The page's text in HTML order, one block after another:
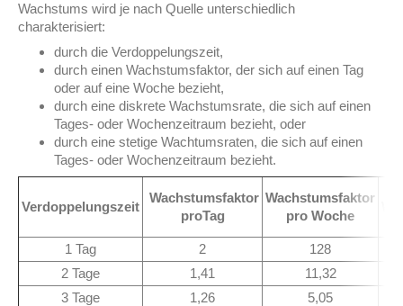
Wachstums wird je nach Quelle unterschiedlich
charakterisiert:
durch die Verdoppelungszeit,
durch einen Wachstumsfaktor, der sich auf einen Tag
oder auf eine Woche bezieht,
durch eine diskrete Wachstumsrate, die sich auf einen
Tages- oder Wochenzeitraum bezieht, oder
durch eine stetige Wachtumsraten, die sich auf einen
Tages- oder Wochenzeitraum bezieht.
Verdoppelungszeit
Wachstumsfaktor
proTag
Wachstumsfaktor
pro Woche
1 Tag 2
128
2 Tage
1,41
11,32
3 Tage
1,26
5,05